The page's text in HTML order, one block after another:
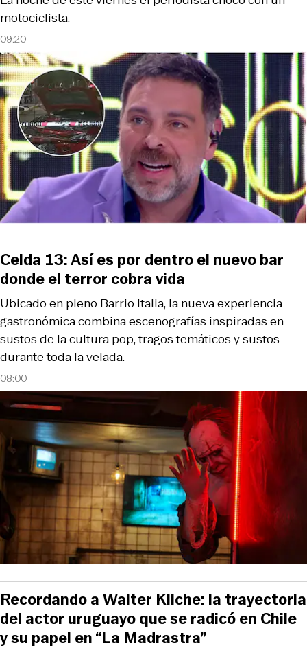
09:20
motociclista.
08:00
Ubicado en pleno Barrio Italia, la nueva experiencia
gastronómica combina escenografías inspiradas en
sustos de la cultura pop, tragos temáticos y sustos
durante toda la velada.
Celda 13: Así es por dentro el nuevo bar
donde el terror cobra vida
Recordando a Walter Kliche: la trayectoria
del actor uruguayo que se radicó en Chile
y su papel en “La Madrastra”